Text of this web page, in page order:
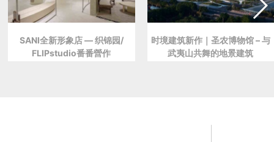
SANI全新形象店 — 织锦园/
FLIPstudio番番營作
时境建筑新作｜圣农博物馆 – 与
武夷山共舞的地景建筑